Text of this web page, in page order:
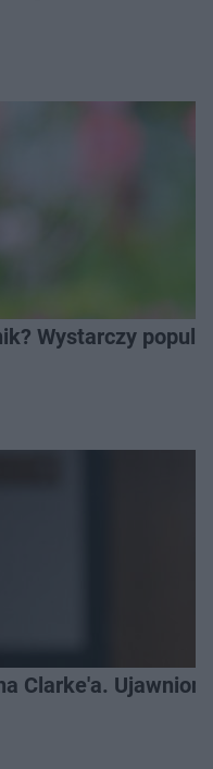
Wystarczy
Clarke'a.